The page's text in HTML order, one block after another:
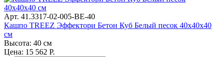
Арт. 41.3317-02-005-BE-40
Кашпо TREEZ Эффектори Бетон Куб Белый песок 40х40х40
см
Высота: 40 см
Цена: 15 562 Р.